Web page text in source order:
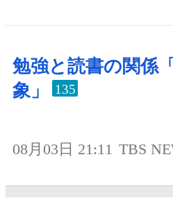
勉強と読書の関係
象」
135
08月03日 21:11 TBS